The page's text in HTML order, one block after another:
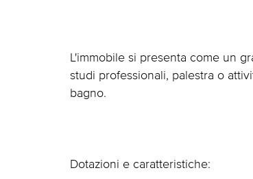
L'immobile si presenta come un
studi professionali, palestra o
bagno.
Dotazioni e caratteristiche: